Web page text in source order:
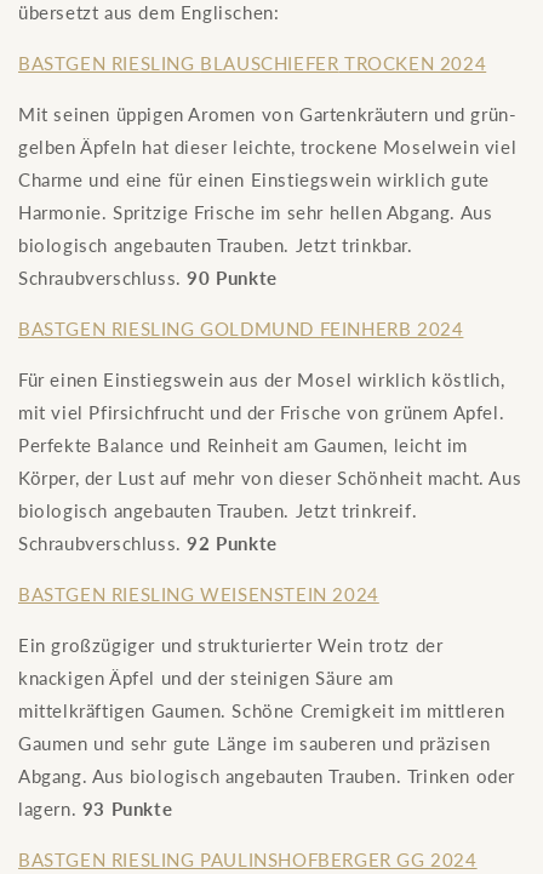
übersetzt aus dem Englischen:
BASTGEN RIESLING BLAUSCHIEFER TROCKEN 2024
Mit seinen üppigen Aromen von Gartenkräutern und grün-
gelben Äpfeln hat dieser leichte, trockene Moselwein viel
Charme und eine für einen Einstiegswein wirklich gute
Harmonie. Spritzige Frische im sehr hellen Abgang. Aus
biologisch angebauten Trauben. Jetzt trinkbar.
Schraubverschluss. 90 Punkte
BASTGEN RIESLING GOLDMUND FEINHERB 2024
Für einen Einstiegswein aus der Mosel wirklich köstlich,
mit viel Pfirsichfrucht und der Frische von grünem Apfel.
Perfekte Balance und Reinheit am Gaumen, leicht im
Körper, der Lust auf mehr von dieser Schönheit macht. Aus
biologisch angebauten Trauben. Jetzt trinkreif.
Schraubverschluss. 92 Punkte
BASTGEN RIESLING WEISENSTEIN 2024
Ein großzügiger und strukturierter Wein trotz der
knackigen Äpfel und der steinigen Säure am
mittelkräftigen Gaumen. Schöne Cremigkeit im mittleren
Gaumen und sehr gute Länge im sauberen und präzisen
Abgang. Aus biologisch angebauten Trauben. Trinken oder
lagern. 93 Punkte
BASTGEN RIESLING PAULINSHOFBERGER GG 2024